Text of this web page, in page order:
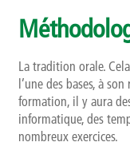
La tradition orale.
l’une des bases, à
formation, il y aura
informatique, des
nombreux exercices.